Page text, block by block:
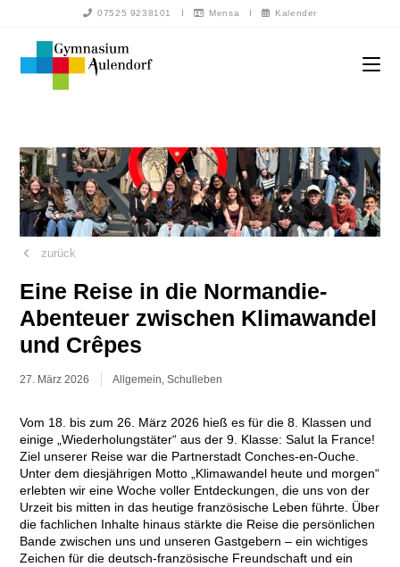
07525 9238101 I Mensa I Kalender
zurück
Eine Reise in die Normandie-
Abenteuer zwischen Klimawandel
und Crêpes
27. März 2026 Allgemein ,Schulleben
Vom 18. bis zum 26. März 2026 hieß es für die 8. Klassen und
einige „Wiederholungstäter“ aus der 9. Klasse: Salut la France!
Ziel unserer Reise war die Partnerstadt Conches-en-Ouche.
Unter dem diesjährigen Motto „Klimawandel heute und morgen“
erlebten wir eine Woche voller Entdeckungen, die uns von der
Urzeit bis mitten in das heutige französische Leben führte. Über
die fachlichen Inhalte hinaus stärkte die Reise die persönlichen
Bande zwischen uns und unseren Gastgebern – ein wichtiges
Zeichen für die deutsch-französische Freundschaft und ein